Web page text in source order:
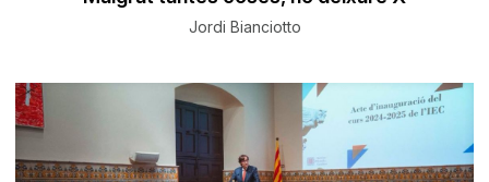
Jordi Bianciotto